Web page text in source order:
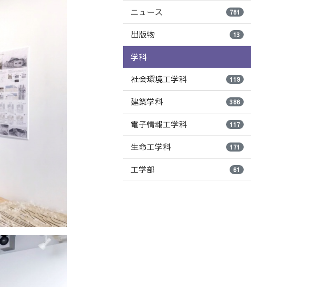
ニュース 781
出版物 13
学科
社会環境工学科 119
建築学科 386
電子情報工学科 117
生命工学科 171
工学部 61